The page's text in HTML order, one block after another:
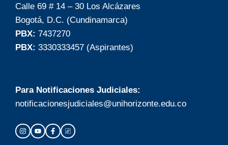
Calle 69 # 14 – 30 Los Alcázares
Bogotá, D.C. (Cundinamarca)
PBX: 7437270
PBX: 3330333457 (Aspirantes)
Para Notificaciones Judiciales:
notificacionesjudiciales@unihorizonte.edu.co